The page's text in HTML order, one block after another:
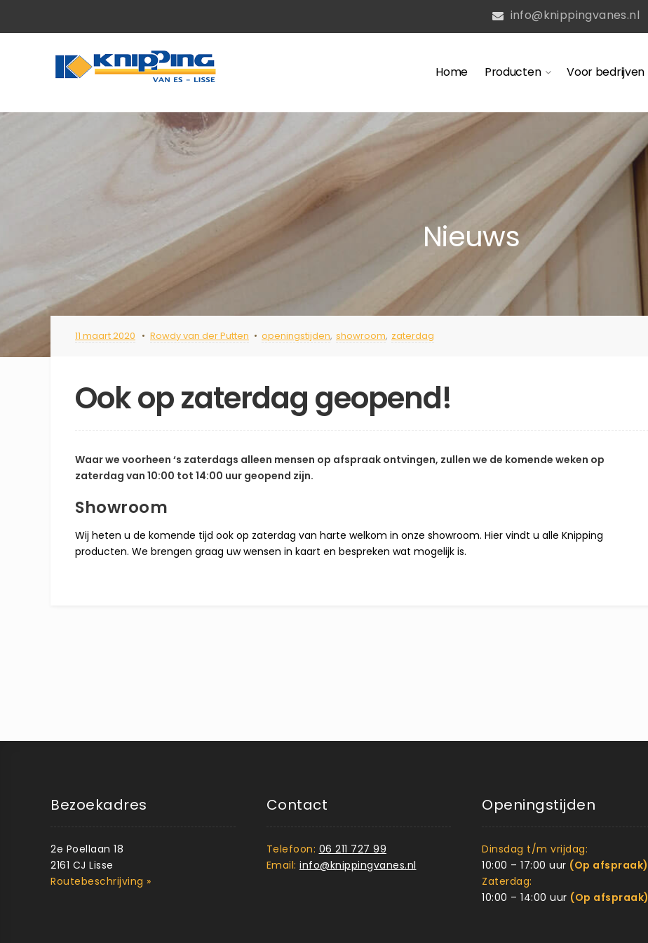
info@knippingvanes.nl
Home Producten Voor bedrijven
Nieuws
11 maart 2020 Rowdy van der Putten openingstijden, showroom, zaterdag
Ook op zaterdag geopend!
Waar we voorheen ‘s zaterdags alleen mensen op afspraak ontvingen, zullen we de komende weken op
zaterdag van 10:00 tot 14:00 uur geopend zijn.
Showroom
Wij heten u de komende tijd ook op zaterdag van harte welkom in onze showroom. Hier vindt u alle Knipping
producten. We brengen graag uw wensen in kaart en bespreken wat mogelijk is.
Bezoekadres
2e Poellaan 18
2161 CJ Lisse
Routebeschrijving »
Contact
Telefoon: 06 211 727 99
Email: info@knippingvanes.nl
Openingstijden
Dinsdag t/m vrijdag:
10:00 – 17:00 uur (Op afspraak)
Zaterdag:
10:00 – 14:00 uur (Op afspraak)